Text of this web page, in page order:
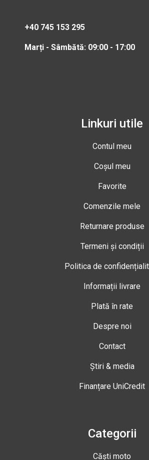
+40 745 153 295
Marți - Sâmbătă: 09:00 - 17:00
Linkuri utile
Contul meu
Coșul meu
Favorite
Comenzile mele
Returnare produse
Termeni și condiții
Politica de
Informații livrare
Plată în rate
Despre noi
Contact
Știri & media
Finanțare UniCredit
Categorii
Căști moto